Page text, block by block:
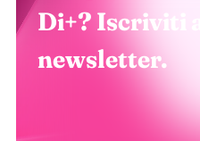
Di+? Iscriviti
newsletter.